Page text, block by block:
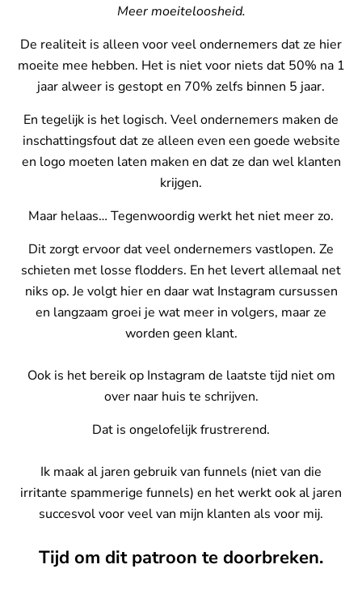
Meer moeiteloosheid.
De realiteit is alleen voor veel ondernemers dat ze hier
moeite mee hebben. Het is niet voor niets dat 50% na 1
jaar alweer is gestopt en 70% zelfs binnen 5 jaar.
En tegelijk is het logisch. Veel ondernemers maken de
inschattingsfout dat ze alleen even een goede website
en logo moeten laten maken en dat ze dan wel klanten
krijgen.
Maar helaas… Tegenwoordig werkt het niet meer zo.
Dit zorgt ervoor dat veel ondernemers vastlopen. Ze
schieten met losse flodders. En het levert allemaal net
niks op. Je volgt hier en daar wat Instagram cursussen
en langzaam groei je wat meer in volgers, maar ze
worden geen klant.
Ook is het bereik op Instagram de laatste tijd niet om
over naar huis te schrijven.
Dat is ongelofelijk frustrerend.
Ik maak al jaren gebruik van funnels (niet van die
irritante spammerige funnels) en het werkt ook al jaren
succesvol voor veel van mijn klanten als voor mij.
Tijd om dit patroon te doorbreken.